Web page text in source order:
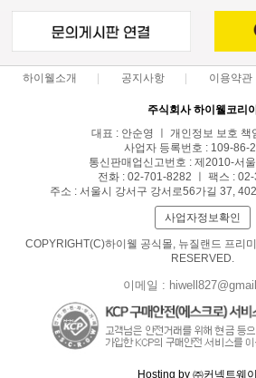
하이웰소개 공지사항 이용약관
주식회사 하이웰코리
대표 : 안순영 ㅣ 개인정보 보호 책
사업자 등록번호 : 109-86-
통신판매업신고번호 : 제2010-서
전화 : 02-701-8282 ㅣ 팩스 :
주소 : 서울시 강서구 강서로56가길 37,
사업자정보확인
COPYRIGHT(C)하이웰 공식몰, 뉴질랜드 프리
RESERVED.
이메일 :
Hosting by ㈜커넥트웨